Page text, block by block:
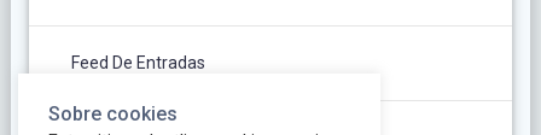
Feed De Entradas
Sobre cookies